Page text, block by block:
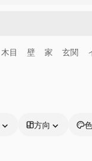
木目 壁 家 玄関
方向 色